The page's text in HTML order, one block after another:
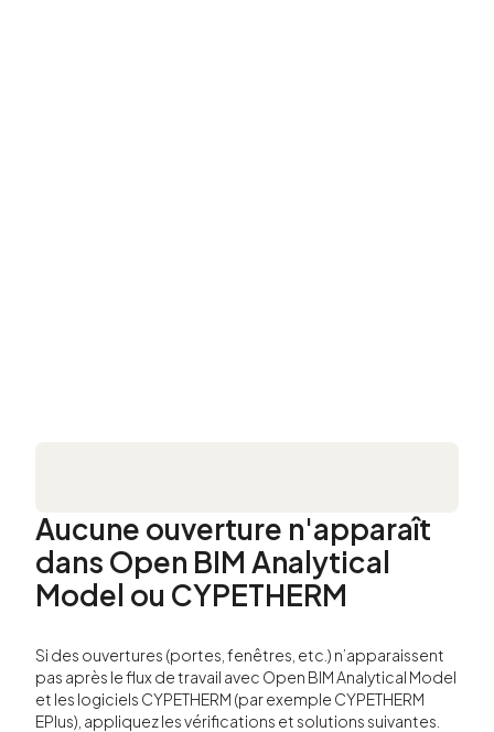
Aucune ouverture n'apparaît
dans Open BIM Analytical
Model ou CYPETHERM
Si des ouvertures (portes, fenêtres, etc.) n’apparaissent
pas après le flux de travail avec Open BIM Analytical Model
et les logiciels CYPETHERM (par exemple CYPETHERM
EPlus), appliquez les vérifications et solutions suivantes.